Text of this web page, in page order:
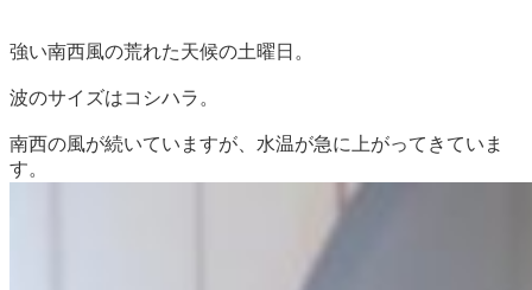
強い南西風の荒れた天候の土曜日。
波のサイズはコシハラ。
南西の風が続いていますが、水温が急に上がってきていま
す。